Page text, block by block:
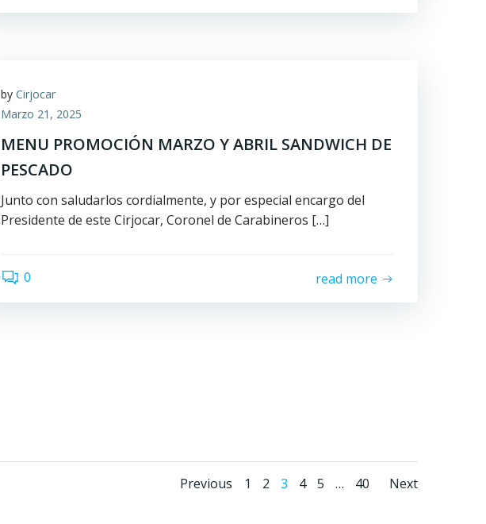
by Cirjocar
Marzo 21, 2025
MENU PROMOCIÓN MARZO Y ABRIL SANDWICH DE
PESCADO
Junto con saludarlos cordialmente, y por especial encargo del
Presidente de este Cirjocar, Coronel de Carabineros […]
0 read more
Previous 1 2 3 4 5 … 40 Next